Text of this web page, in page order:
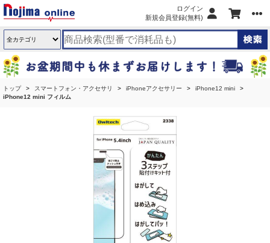
ログイン
新規会員登録(無料)
トップ スマートフォン・アクセサリ iPhoneアクセサリー
iPhone12 mini
iPhone12 mini フィルム